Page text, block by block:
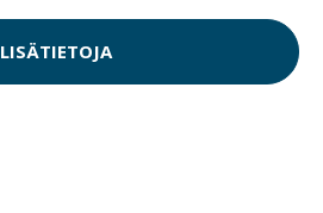
LISÄTIETOJA